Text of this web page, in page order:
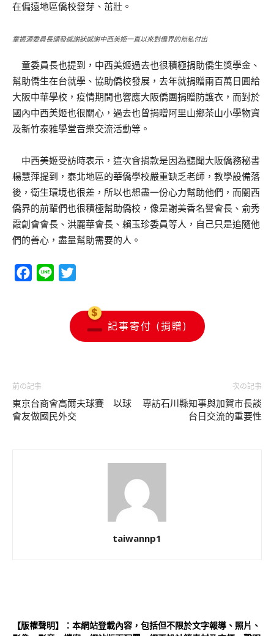
在偏遠地區僑校發芽、茁壯。
童振源委員長頒發感謝狀感謝中西美姬一直以來對僑界的無私付出
童委員長也提到，中西美姬過去也很積極捐助僑生獎學金、
幫助僑生在台就學、協助僑校發展，去年就捐贈兩百萬日圓給
大阪中華學校，疫情期間也響應大阪僑團捐贈防護衣，而對於
國內中西美姬也很關心，過去也曾捐贈阿里山鄉茶山小學物資
及新竹泰雅學堂音樂交流活動等。
中西美姬受訪時表示，這次會捐款是因為聽聞大阪僑務秘書
楊慧萍提到，泰北地區的華僑學校嚴重缺乏老師，教學設備落
後，衛生環境也很差，所以也想盡一份心力幫助他們，而關西
僑界的前輩們也很積極幫助僑校，像是謝美香名譽會長、俞秀
霞創會會長、洪麗華會長、賴玉珍委員等人，自己只是追隨他
們的善心，盡量幫助需要的人。
Facebook
Line
記事寄付 (捐贈)
前の記事
東京台商會高爾夫球賽 以球
會友做國民外交
次の記事
專訪石川縣知事與加賀市長談
台日交流的重要性
taiwannp1
【版權聲明】：本網站登載內容，包括但不限於文字報導、照片、